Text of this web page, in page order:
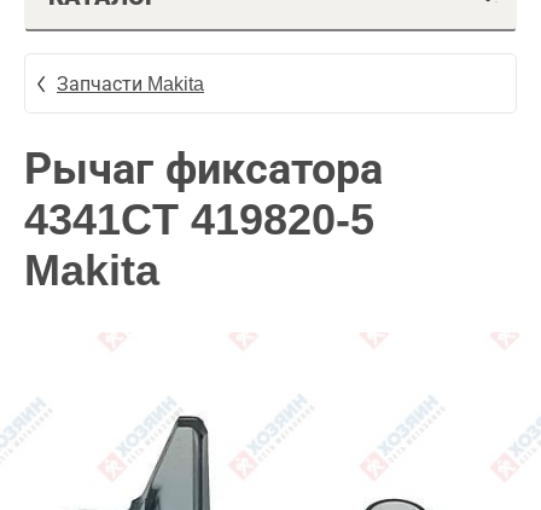
Запчасти Makita
Рычаг фиксатора
4341CT 419820-5
Makita